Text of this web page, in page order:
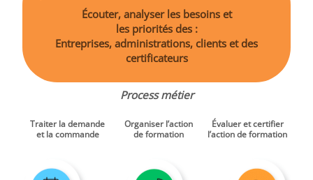
Écouter, analyser les besoins et
les priorités des :
Entreprises, administrations, clients et des
certificateurs
Process métier
Traiter la demande
et la commande
Organiser l’action
de formation
Évaluer et certifier
l’action de formation